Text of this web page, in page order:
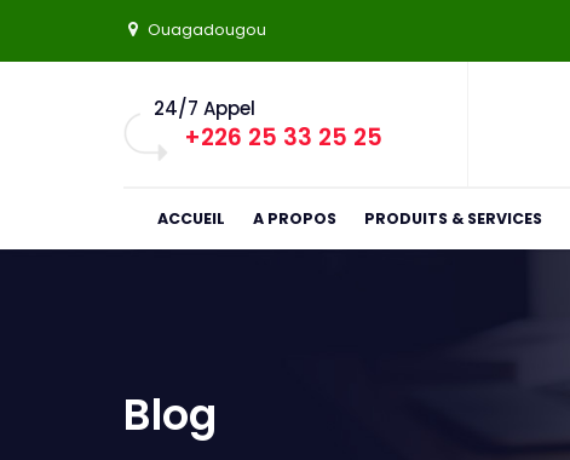
Ouagadougou
24/7 Appel
+226 25 33 25 25
ACCUEIL A PROPOS PRODUITS & SERVICES
Blog